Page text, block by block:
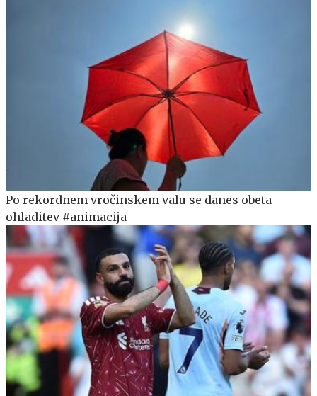
Po rekordnem vročinskem valu se danes obeta
ohladitev #animacija